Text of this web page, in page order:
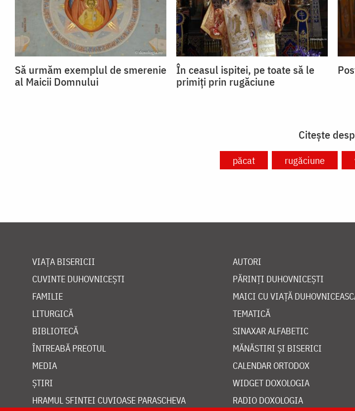
Să urmăm exemplul de smerenie
al Maicii Domnului
În ceasul ispitei, pe toate să le
primiți prin rugăciune
Citește
păcat rugăciune
VIAȚA BISERICII
CUVINTE DUHOVNICEȘTI
FAMILIE
LITURGICĂ
BIBLIOTECĂ
ÎNTREABĂ PREOTUL
MEDIA
ȘTIRI
HRAMUL SFINTEI CUVIOASE PARASCHEVA
AUTORI
PĂRINȚI DUHOVNICEȘTI
MAICI CU VIAȚĂ
TEMATICĂ
SINAXAR ALFABETIC
MĂNĂSTIRI ȘI BISERICI
CALENDAR ORTODOX
WIDGET DOXOLOGIA
RADIO DOXOLOGIA